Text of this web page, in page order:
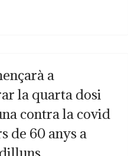
a
la quarta dosi
contra la covid
de 60 anys a